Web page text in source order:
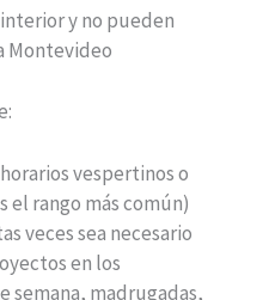
y no pueden
Montevideo
vespertinos o
el rango más común)
veces sea necesario
en los
semana, madrugadas,